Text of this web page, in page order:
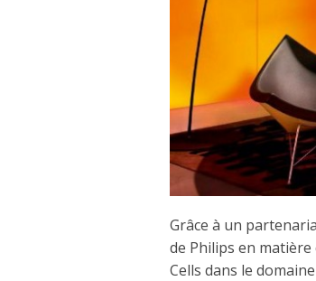
Grâce à un
de Philips en matière
Cells dans le